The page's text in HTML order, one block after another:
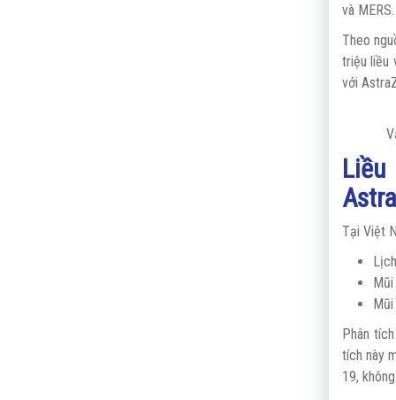
và MERS.
Theo
triệu liều
với
Tại Việt
Phân
tích này
19,